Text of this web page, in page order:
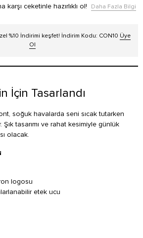
karşı ceketinle hazırlıklı ol! Daha Fazla Bilgi
%10 İndirimi keşfet! İndirim Kodu: CON10 Üye
Ol
İçin Tasarlandı
soğuk havalarda seni sıcak tutarken
tasarımı ve rahat kesimiyle günlük
olacak.
logosu
etek ucu